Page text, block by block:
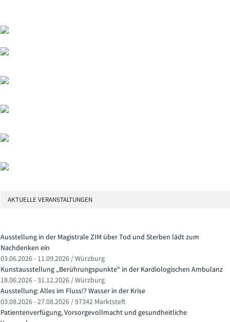
AKTUELLE VERANSTALTUNGEN
Ausstellung in der Magistrale ZIM über Tod und Sterben lädt zum
Nachdenken ein
03.06.2026 - 11.09.2026 / Würzburg
Kunstausstellung „Berührungspunkte“ in der Kardiologischen Ambulanz
18.06.2026 - 31.12.2026 / Würzburg
Ausstellung: Alles im Fluss!? Wasser in der Krise
03.08.2026 - 27.08.2026 / 97342 Marktsteft
Patientenverfügung, Vorsorgevollmacht und gesundheitliche